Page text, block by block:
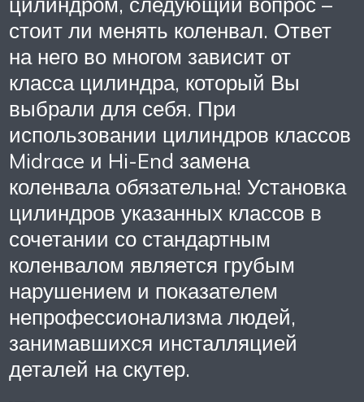
стоит ли менять коленвал. Ответ
на него во многом зависит от
класса цилиндра, который Вы
выбрали для себя. При
использовании цилиндров классов
Midrace и Hi-End замена
коленвала обязательна! Установка
цилиндров указанных классов в
сочетании со стандартным
коленвалом является грубым
нарушением и показателем
непрофессионализма людей,
занимавшихся инсталляцией
деталей на скутер.